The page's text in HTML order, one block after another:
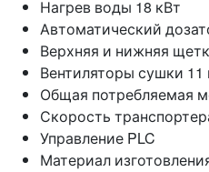
Нагрев воды 18 кВт
Автоматический
Верхняя и нижняя
Вентиляторы сушки
Общая потребляемая
Скорость
Управление PLC
Материал